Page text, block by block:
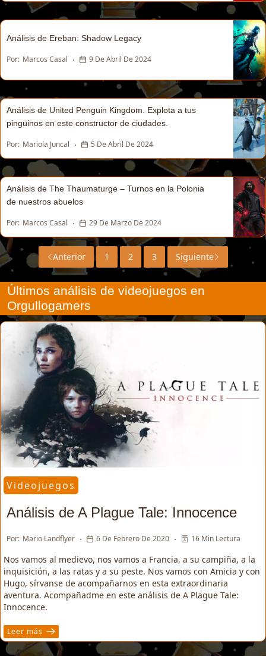
Análisis de Ereban: Shadow Legacy
Por: Marcos Casal 9 De Abril De 2024
Análisis de United Penguin Kingdom. Explota a tus
pingüinos en este constructor de ciudades.
Por: Mariola Juncal 5 De Abril De 2024
Análisis de The Thaumaturge – Turnos en la Polonia
de nuestros abuelos
Por: Marcos Casal 29 De Marzo De 2024
Anterior 1 2 3 Siguiente
Últimos análisis de videojuegos en
Orgullogamers
Videojuegos
Análisis de A Plague Tale: Innocence
Por: Mario Landflyer 6 De Febrero De 2020 16 Min Lectura
Nos vamos al medievo, nos vamos a Francia, a su campiña, a la
inquisición, a las ratas y a su peste. Nos vamos con Amicia y con
Hugo, sírvanse de acompañarnos en esta extraordinaria
aventura. Acompañadme en este análisis de A Plague Tale:
Innocence.
Leer más